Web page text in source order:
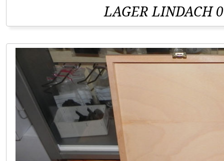
LAGER LINDACH